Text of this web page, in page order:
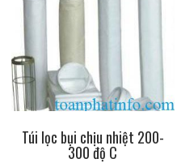
Túi lọc bụi chịu nhiệt 200-
300 độ C